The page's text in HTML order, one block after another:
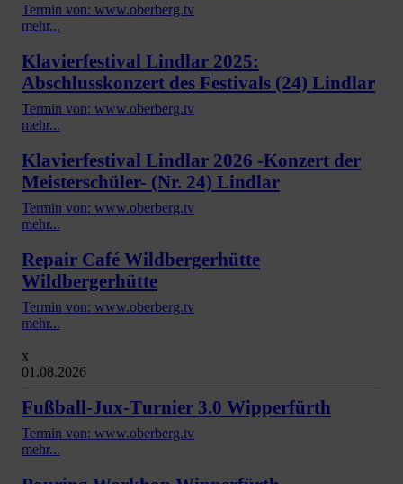
Termin von: www.oberberg.tv
mehr...
Klavierfestival Lindlar 2025:
Abschlusskonzert des Festivals (24) Lindlar
Termin von: www.oberberg.tv
mehr...
Klavierfestival Lindlar 2026 -Konzert der
Meisterschüler- (Nr. 24) Lindlar
Termin von: www.oberberg.tv
mehr...
Repair Café Wildbergerhütte
Wildbergerhütte
Termin von: www.oberberg.tv
mehr...
x
01.08.2026
Fußball-Jux-Turnier 3.0 Wipperfürth
Termin von: www.oberberg.tv
mehr...